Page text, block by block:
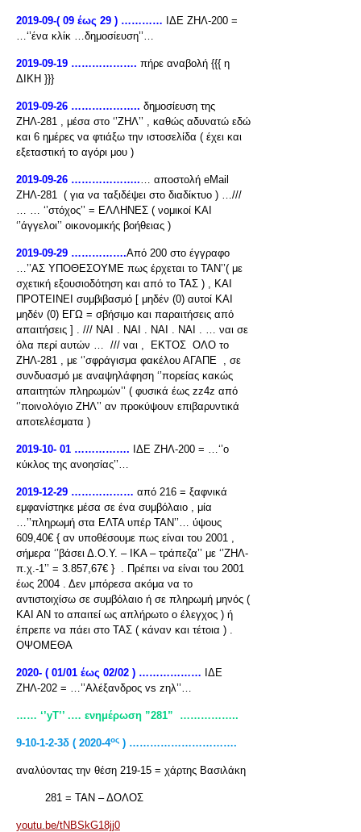
2019-09-( 09 έως 29 ) ………… ΙΔΕ ΖΗΛ-200 =
…‘’ένα κλίκ …δημοσίευση’’…
2019-09-19 ………………. πήρε αναβολή {{{ η
ΔΙΚΗ }}}
2019-09-26 ……………….. δημοσίευση της
ΖΗΛ-281 , μέσα στο ‘’ΖΗΛ’’ , καθώς αδυνατώ εδώ
και 6 ημέρες να φτιάξω την ιστοσελίδα ( έχει και
εξεταστική το αγόρι μου )
2019-09-26 ………………..… αποστολή eMail
ΖΗΛ-281 ( για να ταξιδέψει στο διαδίκτυο ) …///
… … ‘’στόχος’’ = ΕΛΛΗΝΕΣ ( νομικοί ΚΑΙ
‘’άγγελοι’’ οικονομικής βοήθειας )
2019-09-29 …………….Από 200 στο έγγραφο
…’’ΑΣ ΥΠΟΘΕΣΟΥΜΕ πως έρχεται το ΤΑΝ’’( με
σχετική εξουσιοδότηση και από το ΤΑΣ ) , ΚΑΙ
ΠΡΟΤΕΙΝΕΙ συμβιβασμό [ μηδέν (0) αυτοί ΚΑΙ
μηδέν (0) ΕΓΩ = σβήσιμο και παραιτήσεις από
απαιτήσεις ] . /// ΝΑΙ . ΝΑΙ . ΝΑΙ . ΝΑΙ . … ναι σε
όλα περί αυτών … /// ναι , ΕΚΤΟΣ ΟΛΟ το
ΖΗΛ-281 , με ‘’σφράγισμα φακέλου ΑΓΑΠΕ , σε
συνδυασμό με αναψηλάφηση ‘’πορείας κακώς
απαιτητών πληρωμών’’ ( φυσικά έως zz4z από
‘’ποινολόγιο ΖΗΛ’’ αν προκύψουν επιβαρυντικά
αποτελέσματα )
2019-10- 01 ……………. ΙΔΕ ΖΗΛ-200 = …‘’ο
κύκλος της ανοησίας’’…
2019-12-29 ……………… από 216 = ξαφνικά
εμφανίστηκε μέσα σε ένα συμβόλαιο , μία
…’’πληρωμή στα ΕΛΤΑ υπέρ ΤΑΝ’’… ύψους
609,40€ { αν υποθέσουμε πως είναι του 2001 ,
σήμερα ‘’βάσει Δ.Ο.Υ. – ΙΚΑ – τράπεζα’’ με ‘’ΖΗΛ-
π.χ.-1’’ = 3.857,67€ } . Πρέπει να είναι του 2001
έως 2004 . Δεν μπόρεσα ακόμα να το
αντιστοιχίσω σε συμβόλαιο ή σε πληρωμή μηνός (
ΚΑΙ ΑΝ το απαιτεί ως απλήρωτο ο έλεγχος ) ή
έπρεπε να πάει στο ΤΑΣ ( κάναν και τέτοια ) .
ΟΨΟΜΕΘΑ
2020- ( 01/01 έως 02/02 ) ……………… ΙΔΕ
ΖΗΛ-202 = …’’Αλέξανδρος vs zηλ’’…
…… ‘’yT’’ .… ενημέρωση ”281” ……………..
9-10-1-2-3δ ( 2020-4ος ) ………………………….
αναλύοντας την θέση 219-15 = χάρτης Βασιλάκη
281 = ΤΑΝ – ΔΟΛΟΣ
youtu.be/tNBSkG18jj0